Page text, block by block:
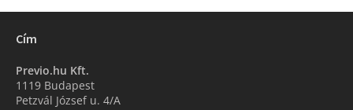
Cím
Previo.hu Kft.
1119 Budapest
Petzvál József u. 4/A